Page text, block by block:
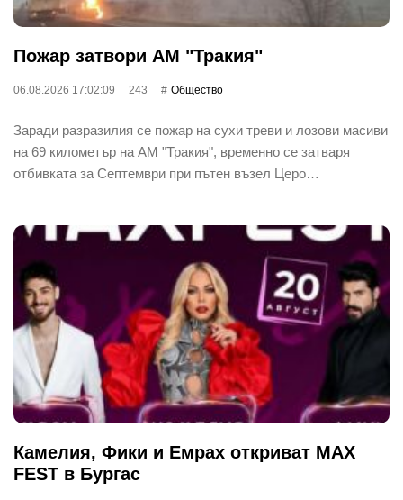
Пожар затвори АМ "Тракия"
06.08.2026 17:02:09 243 Общество
Заради разразилия се пожар на сухи треви и лозови масиви
на 69 километър на АМ "Тракия", временно се затваря
отбивката за Септември при пътен възел Церо…
Камелия, Фики и Емрах откриват MAX
FEST в Бургас